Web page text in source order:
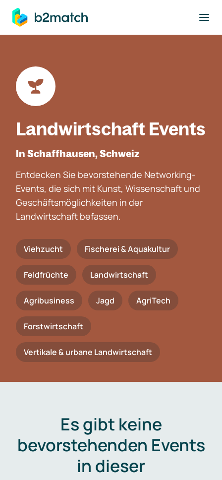
springen
Landwirtschaft Events
In Schaffhausen, Schweiz
Entdecken Sie bevorstehende Networking-
Events, die sich mit Kunst, Wissenschaft und
Geschäftsmöglichkeiten in der
Landwirtschaft befassen.
Viehzucht Fischerei & Aquakultur
Feldfrüchte Landwirtschaft
Agribusiness Jagd AgriTech
Forstwirtschaft
Vertikale & urbane Landwirtschaft
Es gibt keine
bevorstehenden Events
in dieser